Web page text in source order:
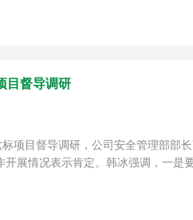
目督导调研
项目督导调研，公司安全管理部
展情况表示肯定。韩冰强调，一是